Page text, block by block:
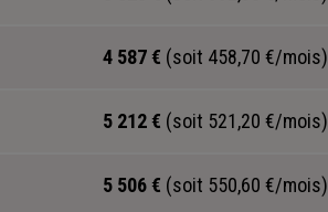
4 587 € (soit 458,70 €/mois)
5 212 € (soit 521,20 €/mois)
5 506 € (soit 550,60 €/mois)